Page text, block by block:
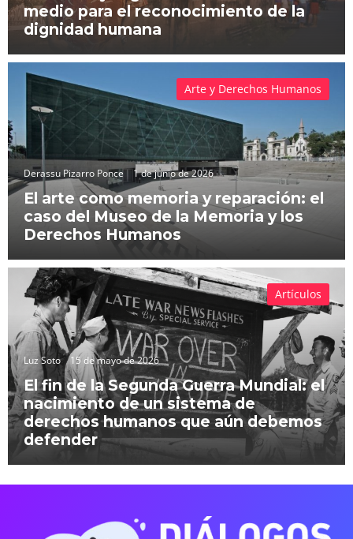
medio para el reconocimiento de la
dignidad humana
Derassu Pizarro Ponce 1 de junio de 2026
El arte como memoria y reparación: el
caso del Museo de la Memoria y los
Derechos Humanos
Arte y Derechos Humanos
Luz Soto 15 de mayo de 2026
El fin de la Segunda Guerra Mundial: el
nacimiento de un sistema de
derechos humanos que aún debemos
defender
Artículos